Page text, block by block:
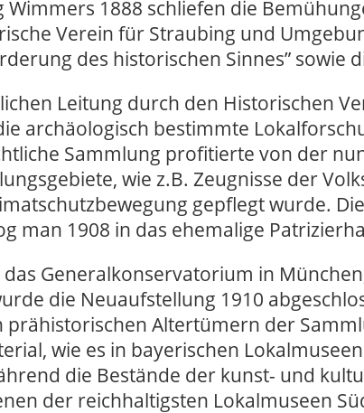
Wimmers 1888 schliefen die
Verein für Straubing und
des historischen Sinnes”
Leitung durch den Historischen
archäologisch bestimmte
Sammlung profitierte von der
wie z.B. Zeugnisse der
gepflegt wurde.
man 1908 in das ehemalige
Generalkonservatorium in
die Neuaufstellung 1910
prähistorischen Altertümern der
wie es in bayerischen
die Bestände der kunst- und
der reichhaltigsten Lokalmuseen